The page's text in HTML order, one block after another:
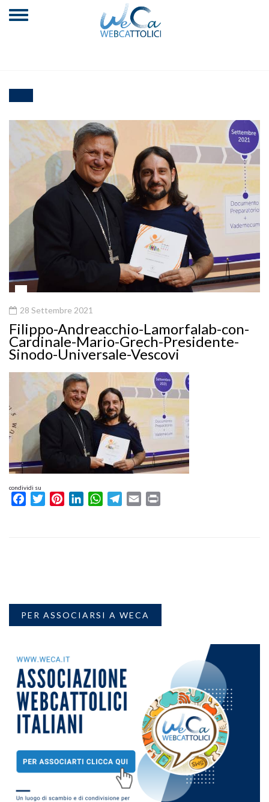
28 Settembre 2021
Filippo-Andreacchio-Lamorfalab-con-
Cardinale-Mario-Grech-Presidente-
Sinodo-Universale-Vescovi
condividi su
FacebookTwitterPinterestLinkedInWhatsAppTelegram
Email
PER ASSOCIARSI A WECA